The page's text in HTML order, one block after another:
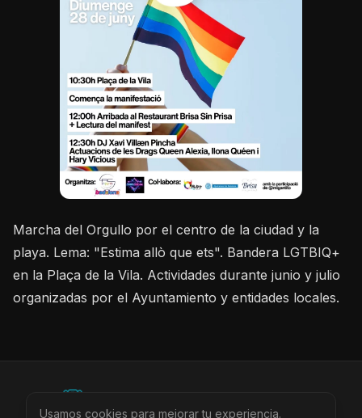
Marcha del Orgullo por el centro de la ciudad y la
playa. Lema: "Estima allò que ets". Bandera LGTBIQ+
en la Plaça de la Vila. Actividades durante junio y julio
organizadas por el Ayuntamiento y entidades locales.
©
Ciudades LocalesAgenda TiendaMás
Usamos cookies para mejorar tu experiencia.